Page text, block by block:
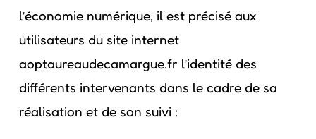
l’économie numérique, il est précisé aux
utilisateurs du site internet
aoptaureaudecamargue.fr l’identité des
différents intervenants dans le cadre de sa
réalisation et de son suivi :